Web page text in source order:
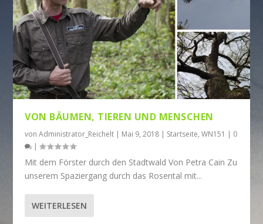
VON BÄUMEN, TIEREN UND MENSCHEN
vonAdministrator_Reichelt | Mai 9, 2018 | Startseite,WN151 | 0
|
Mit dem Förster durch den Stadtwald Von Petra Cain Zu
unserem Spaziergang durch das Rosental mit...
WEITERLESEN